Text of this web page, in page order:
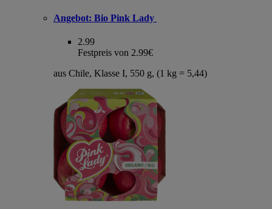
Angebot: Bio Pink Lady
2.99
Festpreis von 2.99€
aus Chile, Klasse I, 550 g, (1 kg = 5,44)